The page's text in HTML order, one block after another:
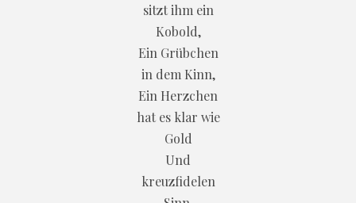
sitzt ihm ein
Kobold,
Ein Grübchen
in dem Kinn,
Ein Herzchen
hat es klar wie
Gold
Und
kreuzfidelen